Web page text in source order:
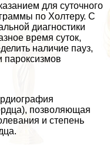
для суточного
по Холтеру. С
диагностики
время суток,
наличие пауз,
пароксизмов
позволяющая
и степень